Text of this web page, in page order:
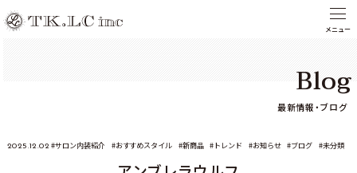
Blog
最新情報・ブログ
2025.12.02 サロン内装紹介 おすすめスタイル 新商品 トレンド お知らせ ブログ 未分類